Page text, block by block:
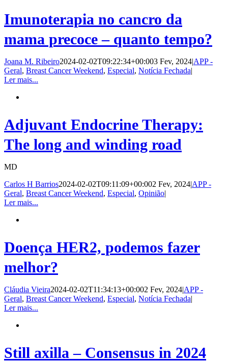
Imunoterapia no cancro da
mama precoce – quanto tempo?
Joana M. Ribeiro2024-02-02T09:22:34+00:003 Fev, 2024APP -
Geral, Breast Cancer Weekend, Especial, Notícia Fechada
Ler mais...
Adjuvant Endocrine Therapy:
The long and winding road
MD
Carlos H Barrios2024-02-02T09:11:09+00:002 Fev, 2024|APP -
Geral, Breast Cancer Weekend, Especial, Opinião|
Ler mais...
Doença HER2, podemos fazer
melhor?
Cláudia Vieira2024-02-02T11:34:13+00:002 Fev, 2024|APP -
Geral, Breast Cancer Weekend, Especial, Notícia Fechada|
Ler mais...
Still axilla – Consensus in 2024